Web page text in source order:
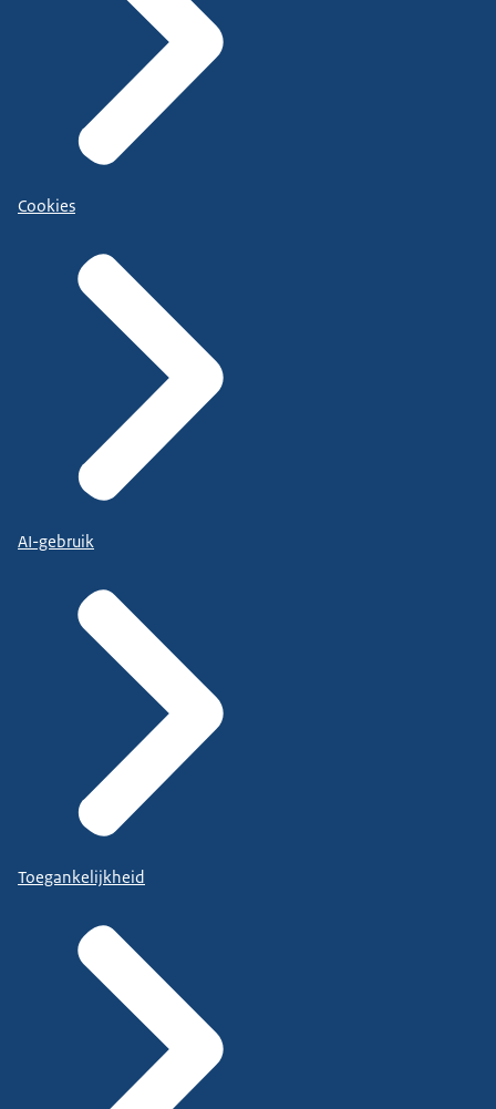
Cookies
AI-gebruik
Toegankelijkheid